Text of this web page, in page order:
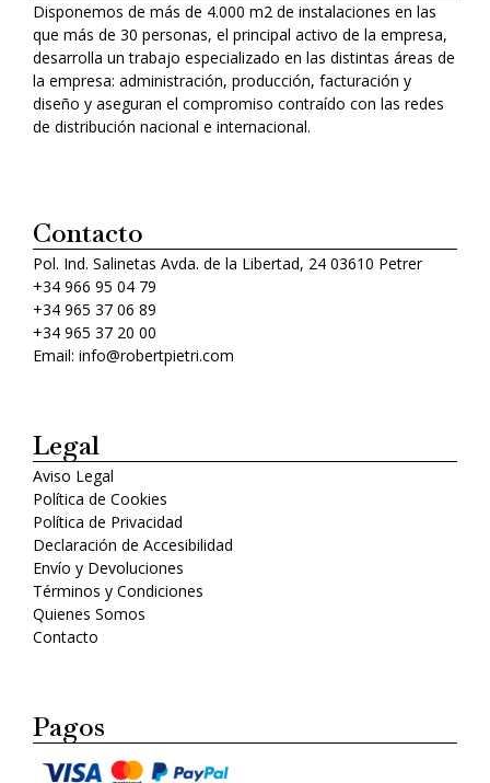
Disponemos de más de 4.000 m2 de instalaciones en las
que más de 30 personas, el principal activo de la empresa,
desarrolla un trabajo especializado en las distintas áreas de
la empresa: administración, producción, facturación y
diseño y aseguran el compromiso contraído con las redes
de distribución nacional e internacional.
Contacto
Pol. Ind. Salinetas Avda. de la Libertad, 24 03610 Petrer
+34 966 95 04 79
+34 965 37 06 89
+34 965 37 20 00
Email: info@robertpietri.com
Legal
Aviso Legal
Política de Cookies
Política de Privacidad
Declaración de Accesibilidad
Envío y Devoluciones
Términos y Condiciones
Quienes Somos
Contacto
Pagos